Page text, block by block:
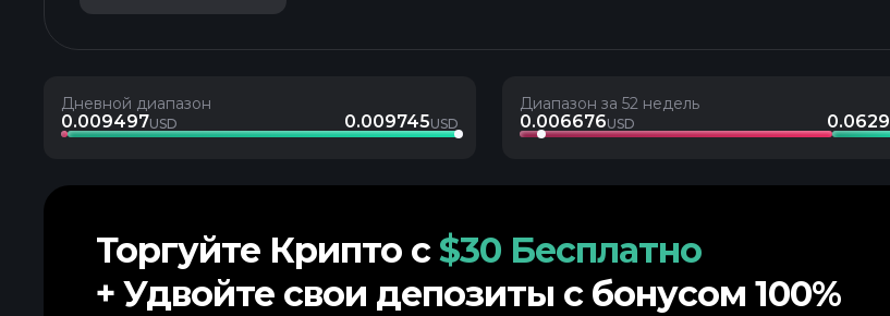
Дневной диапазон
0.009497USD 0.009745USD
Диапазон за 52 недель
0.006676USD 0.0629
Торгуйте Крипто с$30 Бесплатно
+ Удвойте свои депозиты с бонусом 100%